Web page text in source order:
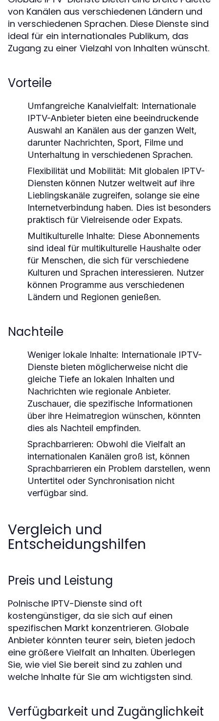
von Kanälen aus verschiedenen Ländern und
in verschiedenen Sprachen. Diese Dienste sind
ideal für ein internationales Publikum, das
Zugang zu einer Vielzahl von Inhalten wünscht.
Vorteile
Umfangreiche Kanalvielfalt: Internationale
IPTV-Anbieter bieten eine beeindruckende
Auswahl an Kanälen aus der ganzen Welt,
darunter Nachrichten, Sport, Filme und
Unterhaltung in verschiedenen Sprachen.
Flexibilität und Mobilität: Mit globalen IPTV-
Diensten können Nutzer weltweit auf ihre
Lieblingskanäle zugreifen, solange sie eine
Internetverbindung haben. Dies ist besonders
praktisch für Vielreisende oder Expats.
Multikulturelle Inhalte: Diese Abonnements
sind ideal für multikulturelle Haushalte oder
für Menschen, die sich für verschiedene
Kulturen und Sprachen interessieren. Nutzer
können Programme aus verschiedenen
Ländern und Regionen genießen.
Nachteile
Weniger lokale Inhalte: Internationale IPTV-
Dienste bieten möglicherweise nicht die
gleiche Tiefe an lokalen Inhalten und
Nachrichten wie regionale Anbieter.
Zuschauer, die spezifische Informationen
über ihre Heimatregion wünschen, könnten
dies als Nachteil empfinden.
Sprachbarrieren: Obwohl die Vielfalt an
internationalen Kanälen groß ist, können
Sprachbarrieren ein Problem darstellen, wenn
Untertitel oder Synchronisation nicht
verfügbar sind.
Vergleich und
Entscheidungshilfen
Preis und Leistung
Polnische IPTV-Dienste sind oft
kostengünstiger, da sie sich auf einen
spezifischen Markt konzentrieren. Globale
Anbieter könnten teurer sein, bieten jedoch
eine größere Vielfalt an Inhalten. Überlegen
Sie, wie viel Sie bereit sind zu zahlen und
welche Inhalte für Sie am wichtigsten sind.
Verfügbarkeit und Zugänglichkeit